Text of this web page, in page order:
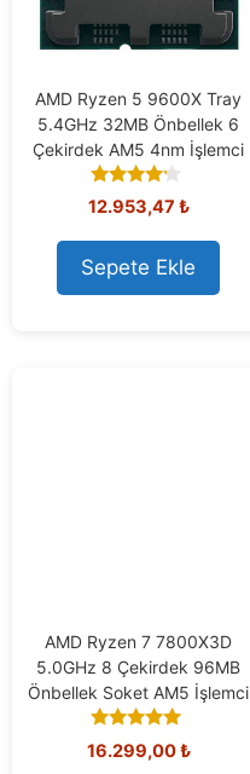
AMD Ryzen 5 9600X Tray
5.4GHz 32MB Önbellek 6
Çekirdek AM5 4nm İşlemci
4.00
out of 5
12.953,47 ₺
Sepete Ekle
AMD Ryzen 7 7800X3D
5.0GHz 8 Çekirdek 96MB
Önbellek Soket AM5 İşlemci
5.00
out of 5
16.299,00₺